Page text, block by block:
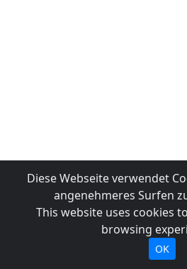
Diese Webseite verwendet
angenehmeres Surfen
This website uses cookies
browsing
OK